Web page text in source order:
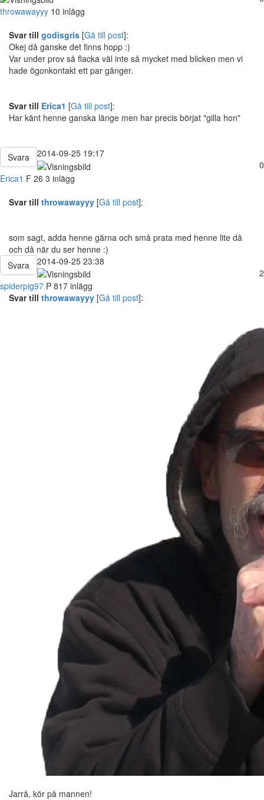
throwawayyy 10 inlägg
Svar till godisgris [Gå till post]:
Okej då ganske det finns hopp :)
Var under prov så flacka väl inte så mycket med blicken men vi
hade ögonkontakt ett par gånger.
Svar till Erica1 [Gå till post]:
Har känt henne ganska länge men har precis börjat "gilla hon"
Svara
2014-09-25 19:17
0
Erica1 F 26 3 inlägg
Svar till throwawayyy [Gå till post]:
som sagt, adda henne gärna och små prata med henne lite då
och då när du ser henne :)
Svara
2014-09-25 23:38
2
spiderpig97 P 817 inlägg
Svar till throwawayyy [Gå till post]:
Jarrå, kör på mannen!